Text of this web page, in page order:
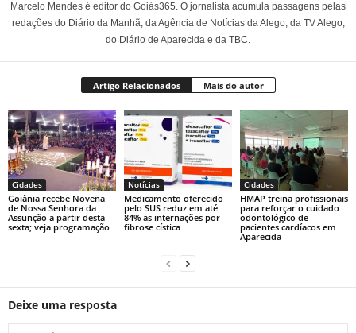
Marcelo Mendes é editor do Goiás365. O jornalista acumula passagens pelas
redações do Diário da Manhã, da Agência de Notícias da Alego, da TV Alego,
do Diário de Aparecida e da TBC.
Artigo Relacionados Mais do autor
Cidades
Goiânia recebe Novena
de Nossa Senhora da
Assunção a partir desta
sexta; veja programação
Notícias
Medicamento oferecido
pelo SUS reduz em até
84% as internações por
fibrose cística
Cidades
HMAP treina profissionais
para reforçar o cuidado
odontológico de
pacientes cardíacos em
Aparecida
Deixe uma resposta